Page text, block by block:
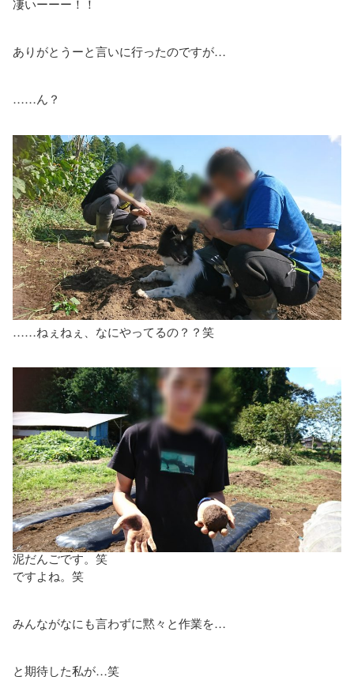
凄いーーー！！
ありがとうーと言いに行ったのですが…
……ん？
……ねぇねぇ、なにやってるの？？笑
泥だんごです。笑
ですよね。笑
みんながなにも言わずに黙々と作業を…
と期待した私が…笑